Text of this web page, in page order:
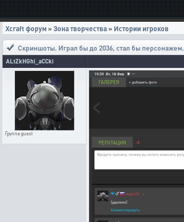
Xcraft форум » Зона творчества » Истории игроков
Скриншоты. Играл бы до 2036, стал бы персонажем.
ALtZkHGhi_aCCki
Группаguest